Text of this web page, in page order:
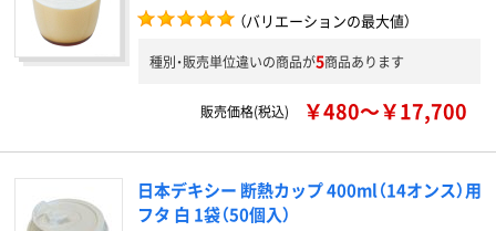
（バリエーションの最大値）
種別・販売単位違いの商品が5商品あります
販売価格(税込) ￥480～￥17,700
日本デキシー 断熱カップ 400ml（14オンス）用
フタ 白 1袋（50個入）